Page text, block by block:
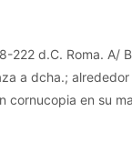
222 d.C. Roma. A/
a dcha.; alrededor
cornucopia en su